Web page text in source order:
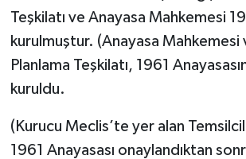
Teşkilatı ve Anayasa Mahkemesi
kurulmuştur. (Anayasa Mahkemesi
Planlama Teşkilatı, 1961
kuruldu.
(Kurucu Meclis’te yer alan
1961 Anayasası onaylandıktan